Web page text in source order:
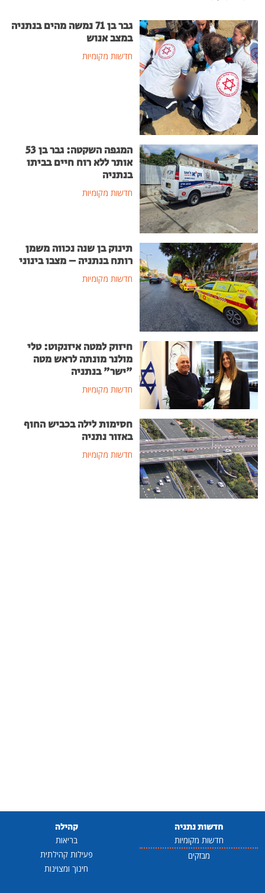
גבר בן 71 נמשה מהים בנתניה
במצב אנוש
חדשות מקומיות
המגפה השקטה: גבר בן 53
אותר ללא רוח חיים בביתו
בנתניה
חדשות מקומיות
תינוק בן שנה נכווה משמן
רותח בנתניה – מצבו בינוני
חדשות מקומיות
חיזוק למטה איזנקוט: טלי
מולנר מונתה לראש מטה
"ישר" בנתניה
חדשות מקומיות
חסימות לילה בכביש החוף
באזור נתניה
חדשות מקומיות
חדשות נתניה
חדשות מקומיות
מבזקים
קהילה
בריאות
פעילות קהילתית
חינוך ומצוינות